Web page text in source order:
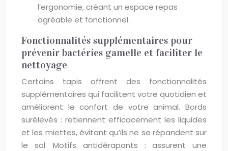
l’ergonomie, créant un espace repas
agréable et fonctionnel.
Fonctionnalités supplémentaires pour
prévenir bactéries gamelle et faciliter le
nettoyage
Certains tapis offrent des fonctionnalités
supplémentaires qui facilitent votre quotidien et
améliorent le confort de votre animal. Bords
surélevés : retiennent efficacement les liquides
et les miettes, évitant qu’ils ne se répandent sur
le sol. Motifs antidérapants : assurent une